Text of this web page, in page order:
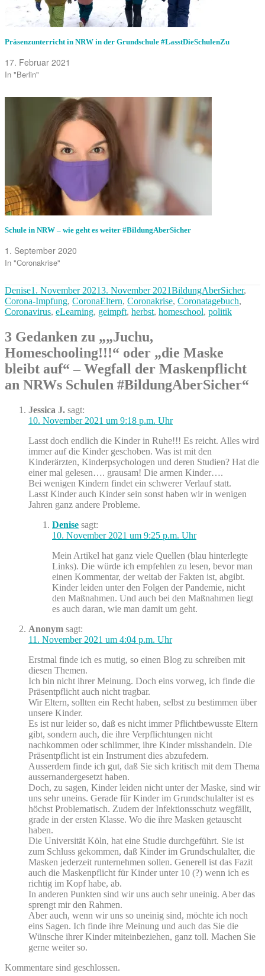
Präsenzunterricht in NRW in der Grundschule #LasstDieSchulenZu
17. Februar 2021
In "Berlin"
Schule in NRW – wie geht es weiter #BildungAberSicher
1. September 2020
In "Coronakrise"
Autor
DeniseVeröffentlicht
am
1. November 20213. November 2021Kategorien
BildungAberSicher,
Corona-Impfung, CoronaEltern, Coronakrise, Coronatagebuch,
Coronavirus, eLearning, geimpft, herbst, homeschool, politik
3 Gedanken zu „„Juchu,
Homeschooling!!!“ oder „die Maske
bleibt auf“ – Wegfall der Maskenpflicht
an NRWs Schulen #BildungAberSicher“
Jessica J. sagt:
10. November 2021 um 9:18 p.m. Uhr
Lasst doch endlich die Kinder in Ruhe!!! Es reicht. Alles wird
immer auf die Kinder geschoben. Was ist mit den
Kinderärzten, Kinderpsychologen und deren Studien? Hat die
einer mal gelesen…. grausam! Die armen Kinder….
Bei wenigen Kindern findet ein schwerer Verlauf statt.
Lasst Kinder auch Kinder sein sonst haben wir in wenigen
Jahren ganz andere Probleme.
Denise sagt:
10. November 2021 um 9:25 p.m. Uhr
Mein Artikel hat ganz viele Quellen (blau hinterlegte
Links). Die würde ich empfehlen zu lesen, bevor man
einen Kommentar, der weitab der Fakten ist, abgibt.
Kinder leiden unter den Folgen der Pandemie, nicht
den Maßnahmen. Und auch bei den Maßnahmen liegt
es auch daran, wie man damit um geht.
Anonym sagt:
11. November 2021 um 4:04 p.m. Uhr
Erstmal finde ich es mutig, so einen Blog zu schreiben mit
diesen Themen.
Ich bin nicht ihrer Meinung. Doch eins vorweg, ich finde die
Präsentpflicht auch nicht tragbar.
Wir Eltern, sollten ein Recht haben, selbst zu bestimmen über
unsere Kinder.
Es ist nur leider so, daß es nicht immer Pflichtbewusste Eltern
gibt, sondern auch, die ihre Verpflichtungen nicht
nachkommen oder schlimmer, ihre Kinder misshandeln. Die
Präsentpflicht ist ein Instrument dies abzufedern.
Ausserdem finde ich gut, daß Sie sich kritisch mit dem Thema
aussernandergesetzt haben.
Doch, zu sagen, Kinder leiden nicht unter der Maske, sind wir
uns sehr uneins. Gerade für Kinder im Grundschulalter ist es
höchst Problematisch. Zudem der Infektionsschutz wegfällt,
grade in der ersten Klasse. Wo die ihre Masken getauscht
haben.
Die Universität Köln, hat eine Studie durchgeführt. Sie ist
zum Schluss gekommen, daß Kinder im Grundschulalter, die
Masken jederzeit runternehmen sollen. Generell ist das Fazit
auch die Maskenpflicht für Kinder unter 10 (?) wenn ich es
richtig im Kopf habe, ab.
In anderen Punkten sind wir uns auch sehr uneinig. Aber das
sprengt mir den Rahmen.
Aber auch, wenn wir uns so uneinig sind, möchte ich noch
eins Sagen. Ich finde ihre Meinung und auch das Sie die
Wünsche ihrer Kinder miteinbeziehen, ganz toll. Machen Sie
gerne weiter so.
Kommentare sind geschlossen.